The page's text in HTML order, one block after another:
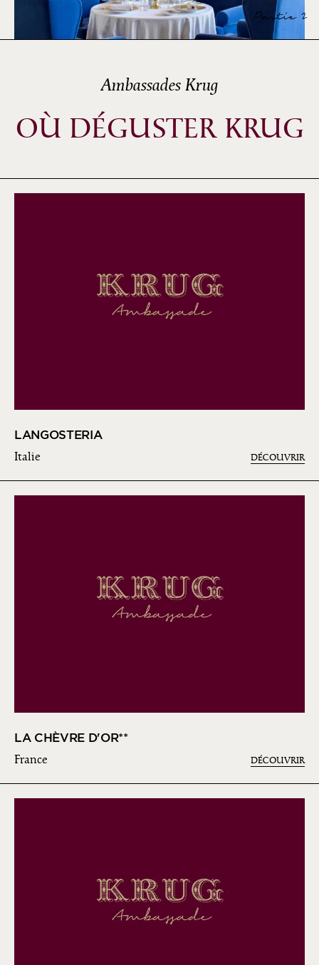
Partie 2
Ambassades Krug
OÙ DÉGUSTER KRUG
LANGOSTERIA
Italie DÉCOUVRIR
LA CHÈVRE D'OR**
France DÉCOUVRIR